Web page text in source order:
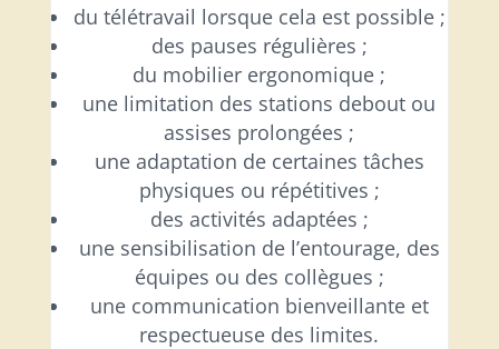
du télétravail lorsque cela est possible ;
des pauses régulières ;
du mobilier ergonomique ;
une limitation des stations debout ou
assises prolongées ;
une adaptation de certaines tâches
physiques ou répétitives ;
des activités adaptées ;
une sensibilisation de l’entourage, des
équipes ou des collègues ;
une communication bienveillante et
respectueuse des limites.